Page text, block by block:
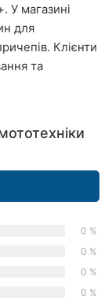
У магазині
для
Клієнти
та
0 %
0 %
0 %
0 %